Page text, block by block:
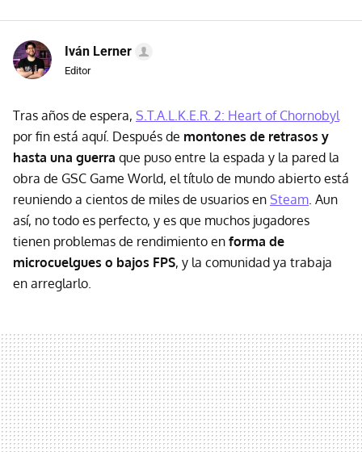
Iván Lerner
Editor
Tras años de espera, S.T.A.L.K.E.R. 2: Heart of Chornobyl
por fin está aquí. Después de montones de retrasos y
hasta una guerra que puso entre la espada y la pared la
obra de GSC Game World, el título de mundo abierto está
reuniendo a cientos de miles de usuarios en Steam. Aun
así, no todo es perfecto, y es que muchos jugadores
tienen problemas de rendimiento en forma de
microcuelgues o bajos FPS, y la comunidad ya trabaja
en arreglarlo.